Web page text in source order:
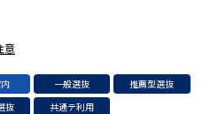
意
一般選抜
推薦型選抜
抜
共通テ利用